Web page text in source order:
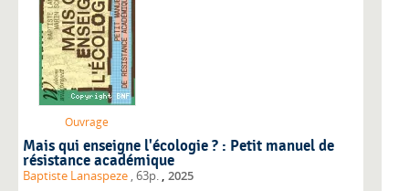
Ouvrage
Mais qui enseigne l'écologie ? : Petit manuel de
résistance académique
Baptiste Lanaspeze , 63p. 2025